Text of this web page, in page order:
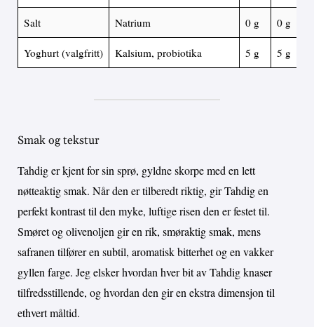
Salt Natrium 0 g 0 g
Yoghurt (valgfritt) Kalsium, probiotika 5 g 5 g
Smak og tekstur
Tahdig er kjent for sin sprø, gyldne skorpe med en lett
nøtteaktig smak. Når den er tilberedt riktig, gir Tahdig en
perfekt kontrast til den myke, luftige risen den er festet til.
Smøret og olivenoljen gir en rik, smøraktig smak, mens
safranen tilfører en subtil, aromatisk bitterhet og en vakker
gyllen farge. Jeg elsker hvordan hver bit av Tahdig knaser
tilfredsstillende, og hvordan den gir en ekstra dimensjon til
ethvert måltid.